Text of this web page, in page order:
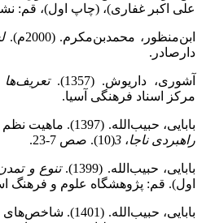
علی اکبر غفاری)، (چاپ اول)، قم:
ابن‌منظور، محمدبن‌مکرم. (2000م).
دارصادر.
آشوری، داریوش. (1357). تعریف
مرکز اسناد فرهنگی آسیا.
بابایی، حبیب‌الله. (1397). ماهیت نظم تمدنی. فصلنامه
راهبردی ناجا، 3(10). صص 7-23.
بابایی، حبیب‌الله. (1399). تنوع و
اول). قم: پژوهشگاه علوم و فرهنگ
بابایی، حبیب‌الله.